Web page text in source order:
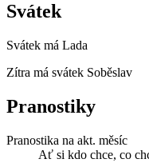
Svátek
Svátek má Lada
Zítra má svátek Soběslav
Pranostiky
Pranostika na akt. měsíc
Ať si kdo chce, co